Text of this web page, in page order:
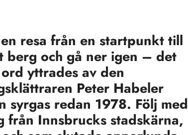
resa från en startpunkt till
berg och gå ner igen – det
yttrades av den
Peter Habeler
syrgas redan 1978. Följ med
från Innsbrucks stadskärna,